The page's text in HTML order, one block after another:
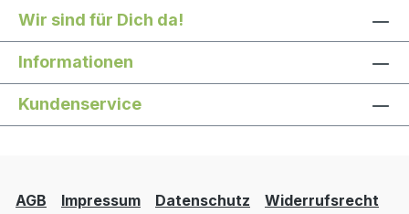
Wir sind für Dich da!
Informationen
Kundenservice
AGB Impressum Datenschutz
Widerrufsrecht